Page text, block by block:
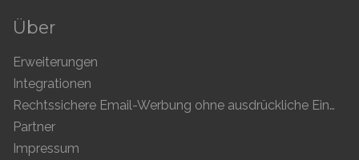
Über
Erweiterungen
Integrationen
Rechtssichere Email-Werbung ohne ausdrückliche Einwilligung
Partner
Impressum